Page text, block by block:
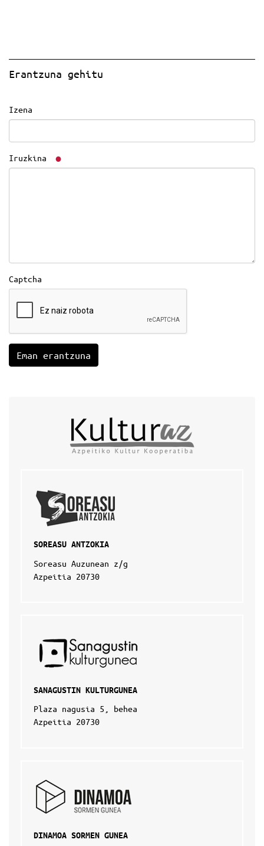
Erantzuna gehitu
Izena
Iruzkina
Captcha
SOREASU ANTZOKIA
Soreasu Auzunean z/g
Azpeitia 20730
SANAGUSTIN KULTURGUNEA
Plaza nagusia 5, behea
Azpeitia 20730
DINAMOA SORMEN GUNEA